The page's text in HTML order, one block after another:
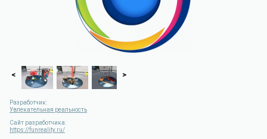
< >
Разработчик:
Увлекательная реальность
Сайт разработчика:
https://funreality.ru/